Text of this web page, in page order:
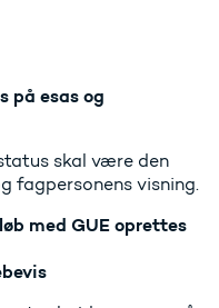
på esas og
skal være den
fagpersonens visning.
med GUE oprettes